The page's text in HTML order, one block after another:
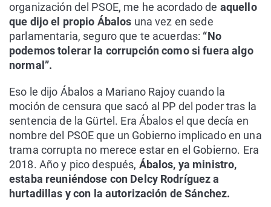
organización del PSOE, me he acordado de aquello
que dijo el propio Ábalos una vez en sede
parlamentaria, seguro que te acuerdas: “No
podemos tolerar la corrupción como si fuera algo
normal”.
Eso le dijo Ábalos a Mariano Rajoy cuando la
moción de censura que sacó al PP del poder tras la
sentencia de la Gürtel. Era Ábalos el que decía en
nombre del PSOE que un Gobierno implicado en una
trama corrupta no merece estar en el Gobierno. Era
2018. Año y pico después, Ábalos, ya ministro,
estaba reuniéndose con Delcy Rodríguez a
hurtadillas y con la autorización de Sánchez.